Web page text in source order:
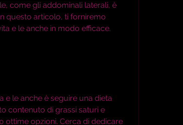
come gli addominali laterali, è
questo articolo, ti forniremo
e le anche in modo efficace.
e le anche è seguire una dieta
contenuto di grassi saturi e
ottime opzioni. Cerca di dedicare